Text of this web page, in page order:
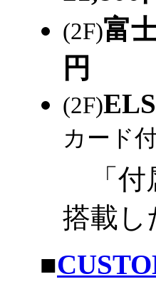
(2F)富
円
(2F)
カード
「付
搭載し
■